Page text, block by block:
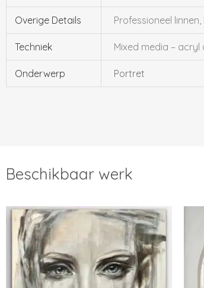
Overige Details Professioneel
Techniek Mixed media – acryl
Onderwerp Portret
Beschikbaar werk